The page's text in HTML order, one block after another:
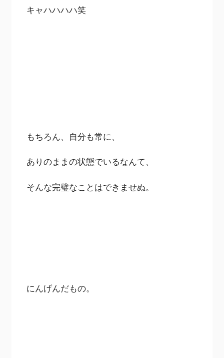
キャハハハハ笑
もちろん、自分も常に、
ありのままの状態でいるなんて、
そんな完璧なことはできませぬ。
にんげんだもの。